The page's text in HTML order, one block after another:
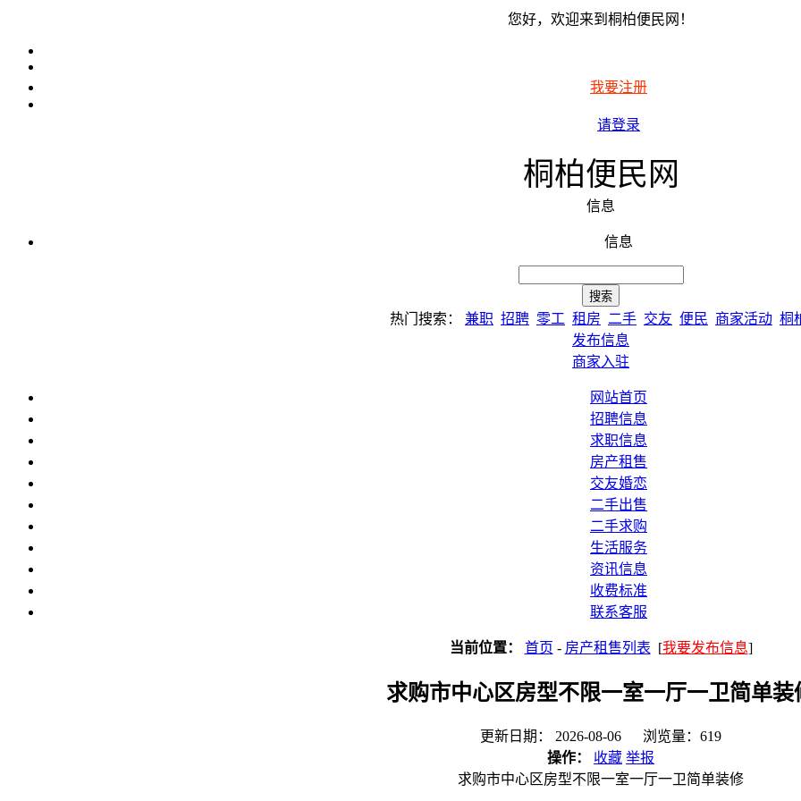
您好，欢迎来到桐柏便民网！
我要注册
请登录
桐柏便民网
信息
信息
热门搜索： 兼职 招聘 零工 租房 二手 交友 便民 商家活动 桐
发布信息
商家入驻
网站首页
招聘信息
求职信息
房产租售
交友婚恋
二手出售
二手求购
生活服务
资讯信息
收费标准
联系客服
当前位置： 首页 - 房产租售列表 [我要发布信息]
求购市中心区房型不限一室一厅一卫简单装
更新日期： 2026-08-06 浏览量：619
操作：
收藏 举报
求购市中心区房型不限一室一厅一卫简单装修